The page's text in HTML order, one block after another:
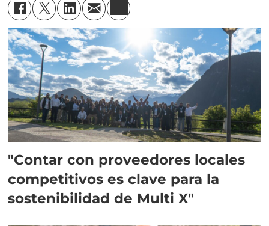
"Contar con proveedores locales
competitivos es clave para la
sostenibilidad de Multi X"